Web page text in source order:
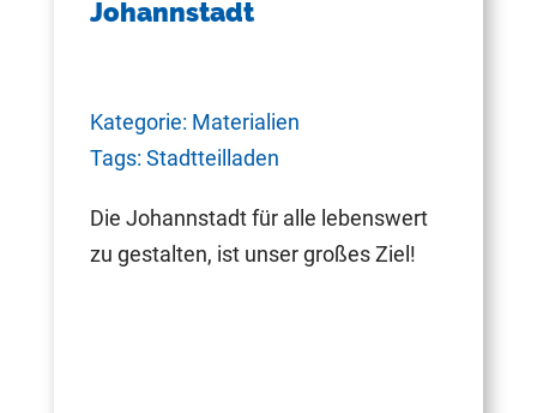
Johannstadt
Kategorie: Materialien
Tags: Stadtteilladen
Die Johannstadt für alle lebenswert
zu gestalten, ist unser großes Ziel!